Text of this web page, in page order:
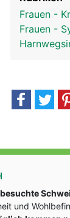
Frauen -
Frauen -
und